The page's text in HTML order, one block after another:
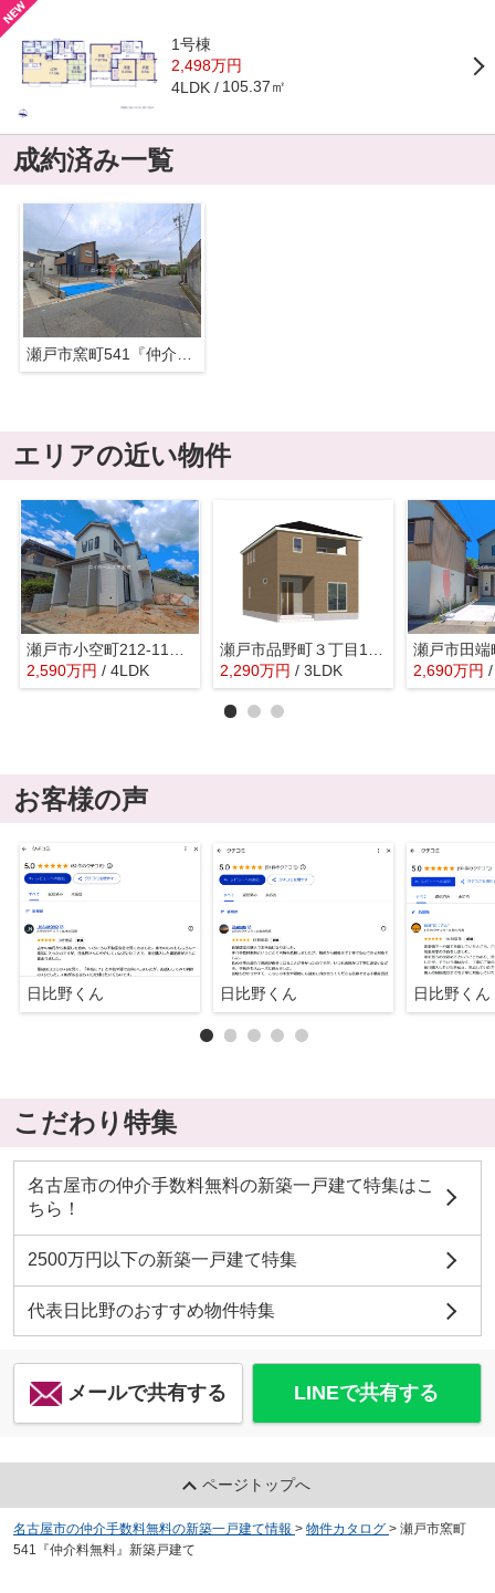
1号棟
2,498万円
4LDK 105.37㎡
成約済み一覧
エリアの近い物件
瀬戸市小空町212-11『仲介料無料』新築戸建て
2,590万円 / 4LDK
瀬戸市品野町３丁目132-15『仲介料無料』新築戸建て
2,290万円 / 3LDK 2,690万円
お客様の声
日比野くん 日比野くん 日比野くん
こだわり特集
名古屋市の仲介手数料無料の新築一戸建て特集はこ
ちら！
2500万円以下の新築一戸建て特集
代表日比野のおすすめ物件特集
メールで共有する LINEで共有する
ページトップへ
名古屋市の仲介手数料無料の新築一戸建て情報 > 物件カタログ > 瀬戸市窯町
541『仲介料無料』新築戸建て